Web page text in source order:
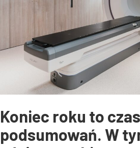
Koniec roku to czas
podsumowań. W